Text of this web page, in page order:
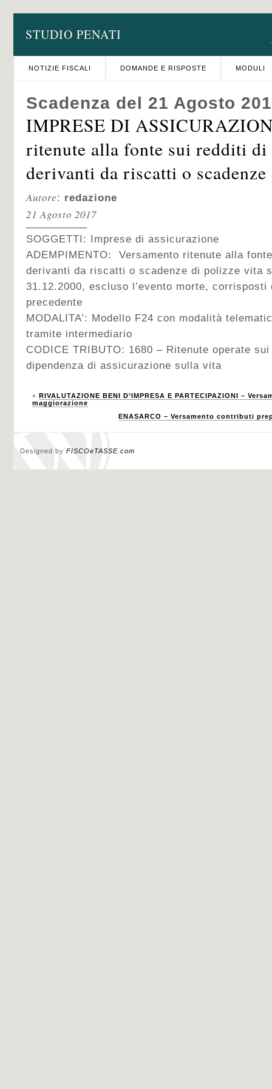
STUDIO PENATI
NOTIZIE FISCALI DOMANDE E RISPOSTE MODULI
Scadenza del 21 Agosto
IMPRESE DI
ritenute alla fonte sui redditi di
derivanti da riscatti o
Autore: redazione
21 Agosto 2017
SOGGETTI: Imprese di assicurazione
ADEMPIMENTO: Versamento ritenute alla
derivanti da riscatti o scadenze di polizze vita
31.12.2000, escluso l’evento morte,
precedente
MODALITA’: Modello F24 con modalità
tramite intermediario
CODICE TRIBUTO: 1680 – Ritenute operate
dipendenza di assicurazione sulla vita
« RIVALUTAZIONE BENI D’IMPRESA E PARTECIPAZIONI –
maggiorazione
ENASARCO – Versamento contributi
Designed by FISCOeTASSE.com